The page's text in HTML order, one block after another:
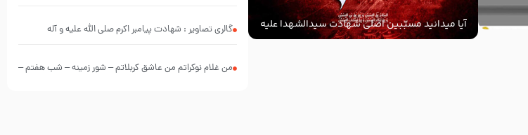
آیا میدانید مسبّبین اصلی شهادت سیدالشهدا علیه
‌السلام کیانند؟
گالری تصاویر : شهادت پیامبر اکرم صلی الله علیه و آله
من غلام نوکراتم من عاشق کربلاتم – شور زمینه – شب هفتم –